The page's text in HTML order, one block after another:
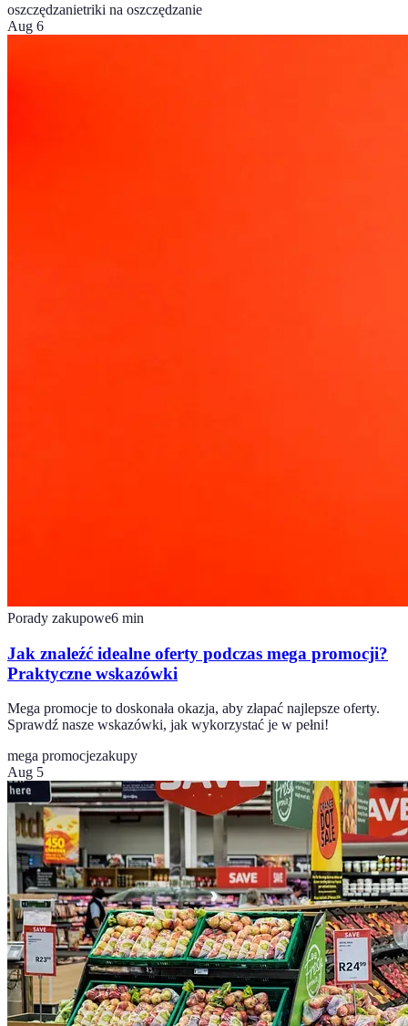
oszczędzanietriki na oszczędzanie
Aug 6
Porady zakupowe6 min
Jak znaleźć idealne oferty podczas mega promocji?
Praktyczne wskazówki
Mega promocje to doskonała okazja, aby złapać najlepsze oferty.
Sprawdź nasze wskazówki, jak wykorzystać je w pełni!
mega promocjezakupy
Aug 5